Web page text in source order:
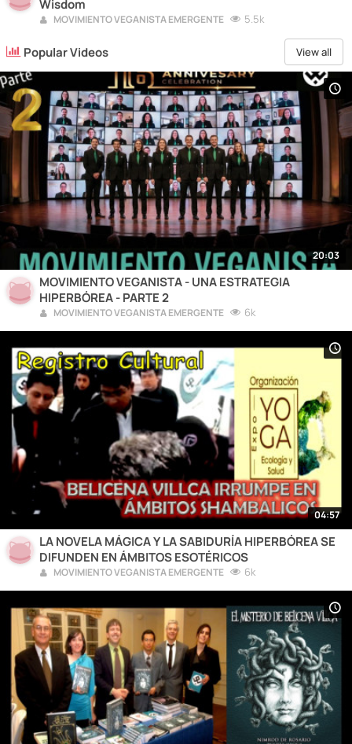
Wisdom
MOVIMIENTO VEGANISTA EMERGENTE 5.5k
Popular Videos View all
20:03
MOVIMIENTO VEGANISTA - UNA ESTRATEGIA
HIPERBÓREA - PARTE 2
MOVIMIENTO VEGANISTA EMERGENTE 6k
04:57
LA NOVELA MÁGICA Y LA SABIDURÍA HIPERBÓREA SE
DIFUNDEN EN ÁMBITOS ESOTÉRICOS
MOVIMIENTO VEGANISTA EMERGENTE 6k